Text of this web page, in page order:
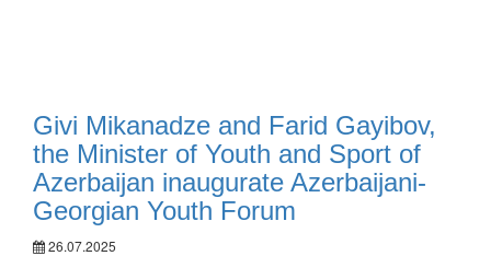
Givi Mikanadze and Farid Gayibov,
the Minister of Youth and Sport of
Azerbaijan inaugurate Azerbaijani-
Georgian Youth Forum
26.07.2025